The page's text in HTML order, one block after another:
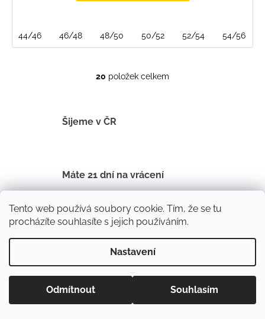
Tento web používá soubory cookie. Tím, že se tu
procházíte souhlasíte s jejich používáním.
Nastavení
Odmítnout Souhlasím
44/46 46/48 48/50 50/52 52/54 54/56
O
í
p
v
k
y
v
ý
p
s
20 položek celkem
Šijeme v ČR
Máte 21 dní na vrácení
V oblečení proběhá nejméně 2 sezóny
Odesíláme do druhého dne